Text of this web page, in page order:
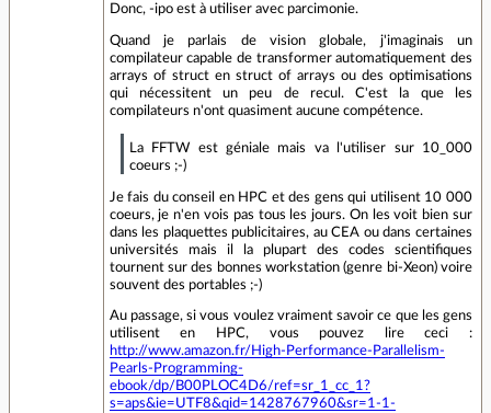
Donc, -ipo est à utiliser avec parcimonie.
Quand je parlais de vision globale, j'imaginais un
compilateur capable de transformer automatiquement des
arrays of struct en struct of arrays ou des optimisations
qui nécessitent un peu de recul. C'est la que les
compilateurs n'ont quasiment aucune compétence.
La FFTW est géniale mais va l'utiliser sur 10_000
coeurs ;-)
Je fais du conseil en HPC et des gens qui utilisent 10 000
coeurs, je n'en vois pas tous les jours. On les voit bien sur
dans les plaquettes publicitaires, au CEA ou dans certaines
universités mais il la plupart des codes scientifiques
tournent sur des bonnes workstation (genre bi-Xeon) voire
souvent des portables ;-)
Au passage, si vous voulez vraiment savoir ce que les gens
utilisent en HPC, vous pouvez lire ceci :
http://www.amazon.fr/High-Performance-Parallelism-
Pearls-Programming-
ebook/dp/B00PLOC4D6/ref=sr_1_cc_1?
s=aps&ie=UTF8&qid=1428767960&sr=1-1-